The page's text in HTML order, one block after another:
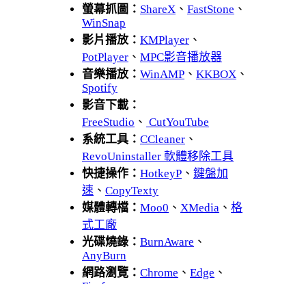
螢幕抓圖： ShareX 、 FastStone 、
WinSnap
影片播放： KMPlayer 、
PotPlayer 、 MPC影音播放器
音樂播放： WinAMP 、 KKBOX 、
Spotify
影音下載：
FreeStudio 、 CutYouTube
系統工具： CCleaner 、
RevoUninstaller 軟體移除工具
快捷操作： HotkeyP 、 鍵盤加
速 、 CopyTexty
媒體轉檔： Moo0 、 XMedia 、 格
式工廠
光碟燒錄： BurnAware 、
AnyBurn
網路瀏覽： Chrome 、 Edge 、